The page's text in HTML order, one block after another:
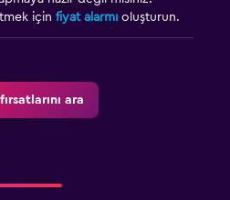
üzerine)
için fiyat alarmı oluşturun.
ara